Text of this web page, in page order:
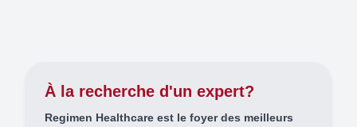
À la recherche d'un expert?
Regimen Healthcare est le foyer des meilleurs